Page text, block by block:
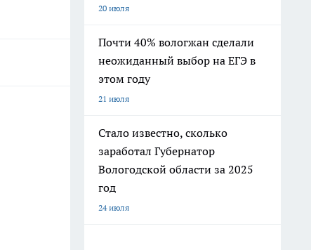
20 июля
Почти 40% вологжан сделали
неожиданный выбор на ЕГЭ в
этом году
21 июля
Стало известно, сколько
заработал Губернатор
Вологодской области за 2025
год
24 июля